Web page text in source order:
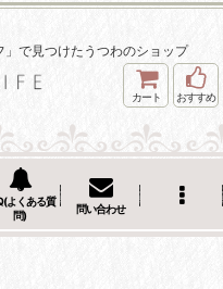
で見つけたうつわのショップ
カート おすすめ
よくある質
問)
問い合わせ